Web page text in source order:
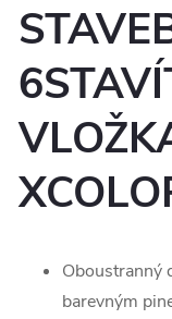
Oboustranný
barevným